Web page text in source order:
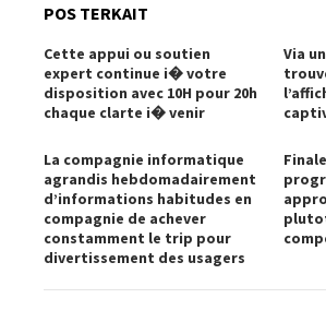
POS TERKAIT
Cette appui ou soutien
expert continue i� votre
disposition avec 10H pour 20h
chaque clarte i� venir
Via
La compagnie informatique
agrandis hebdomadairement
d’informations habitudes en
compagnie de achever
constamment le trip pour
divertissement des usagers